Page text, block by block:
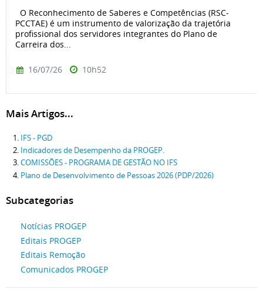
O Reconhecimento de Saberes e Competências (RSC-
PCCTAE) é um instrumento de valorização da trajetória
profissional dos servidores integrantes do Plano de
Carreira dos...
16/07/26 10h52
Mais Artigos...
IFS - PGD
Indicadores de Desempenho da PROGEP.
COMISSÕES - PROGRAMA DE GESTÃO NO IFS
Plano de Desenvolvimento de Pessoas 2026 (PDP/2026)
Subcategorias
Notícias PROGEP
Editais PROGEP
Editais Remoção
Comunicados PROGEP